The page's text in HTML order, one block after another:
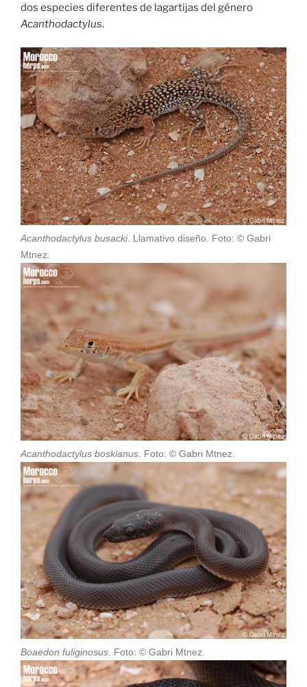
dos especies diferentes de lagartijas del género
Acanthodactylus.
Acanthodactylus busacki. Llamativo diseño. Foto: © Gabri
Mtnez.
Acanthodactylus boskianus . Foto: © Gabri Mtnez.
Boaedon fuliginosus. Foto: © Gabri Mtnez.